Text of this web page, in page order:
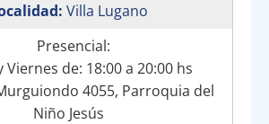
Villa Lugano
Presencial:
Viernes de: 18:00 a 20:00 hs
4055, Parroquia del
Niño Jesús